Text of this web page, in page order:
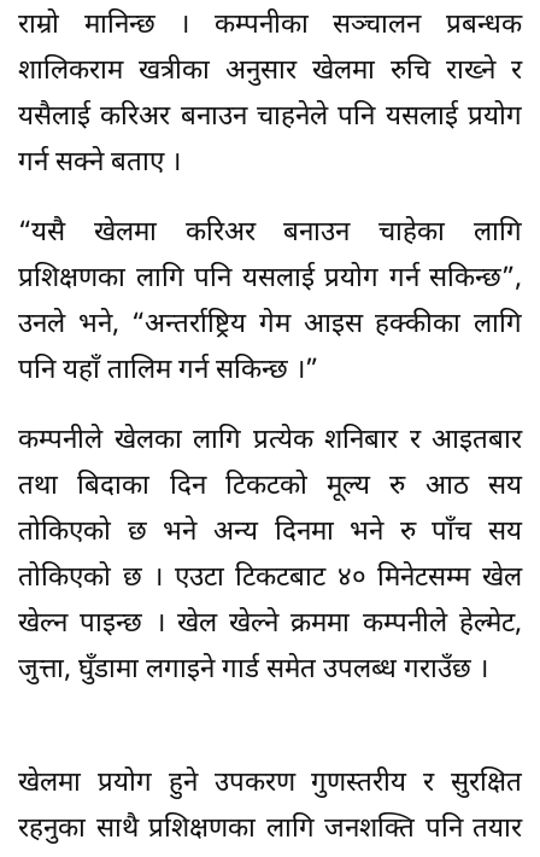
राम्रो मानिन्छ । कम्पनीका सञ्चालन प्रबन्धक
शालिकराम खत्रीका अनुसार खेलमा रुचि राख्ने र
यसैलाई करिअर बनाउन चाहनेले पनि यसलाई प्रयोग
गर्न सक्ने बताए ।
“यसै खेलमा करिअर बनाउन चाहेका लागि
प्रशिक्षणका लागि पनि यसलाई प्रयोग गर्न सकिन्छ”,
उनले भने, “अन्तर्राष्ट्रिय गेम आइस हक्कीका लागि
पनि यहाँ तालिम गर्न सकिन्छ ।”
कम्पनीले खेलका लागि प्रत्येक शनिबार र आइतबार
तथा बिदाका दिन टिकटको मूल्य रु आठ सय
तोकिएको छ भने अन्य दिनमा भने रु पाँच सय
तोकिएको छ । एउटा टिकटबाट ४० मिनेटसम्म खेल
खेल्न पाइन्छ । खेल खेल्ने क्रममा कम्पनीले हेल्मेट,
जुत्ता, घुँडामा लगाइने गार्ड समेत उपलब्ध गराउँछ ।
खेलमा प्रयोग हुने उपकरण गुणस्तरीय र सुरक्षित
रहनुका साथै प्रशिक्षणका लागि जनशक्ति पनि तयार